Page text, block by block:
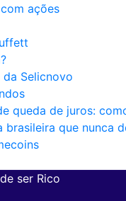
ações
Selicnovo
queda de juros:
brasileira que nunca
ser Rico